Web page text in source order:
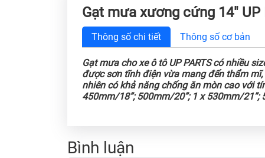
Gạt mưa xương cứng 14" UP
Thông số chi tiết Thông số cơ bản
Gạt mưa cho xe ô tô UP PARTS có nhiều
được sơn tĩnh điện vừa mang đến thẩm
nhiên có khả năng chống ăn mòn cao với
450mm/18”; 500mm/20”; 1 x 530mm/
Bình luận